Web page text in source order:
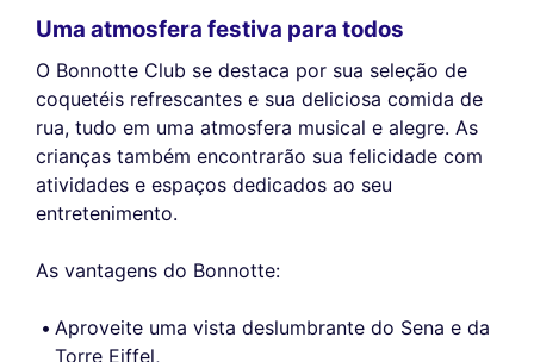
Uma atmosfera festiva para todos
O Bonnotte Club se destaca por sua seleção de
coquetéis refrescantes e sua deliciosa comida de
rua, tudo em uma atmosfera musical e alegre. As
crianças também encontrarão sua felicidade com
atividades e espaços dedicados ao seu
entretenimento.
As vantagens do Bonnotte:
Aproveite uma vista deslumbrante do Sena e da
Torre Eiffel,